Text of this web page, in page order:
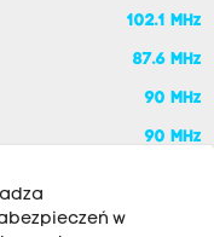
102.1 MHz
87.6 MHz
90 MHz
90 MHz
w